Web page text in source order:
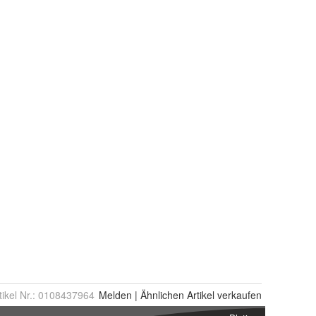
Nr.: 0108437964 Melden | Ähnlichen Artikel verkaufen